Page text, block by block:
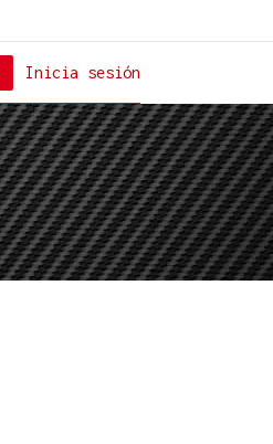
Inicia sesión